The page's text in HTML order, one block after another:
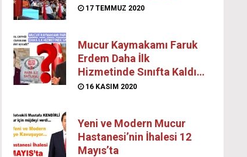
17 TEMMUZ 2020
Mucur Kaymakamı Faruk
Erdem Daha İlk
Hizmetinde Sınıfta Kaldı…
16 KASIM 2020
Yeni ve Modern Mucur
Hastanesi’nin İhalesi 12
Mayıs’ta